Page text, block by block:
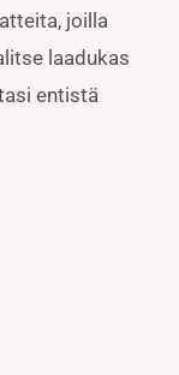
joilla
laadukas
entistä